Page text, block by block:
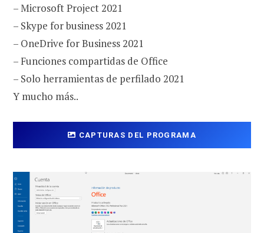
– Microsoft Project 2021
– Skype for business 2021
– OneDrive for Business 2021
– Funciones compartidas de Office
– Solo herramientas de perfilado 2021
Y mucho más..
CAPTURAS DEL PROGRAMA